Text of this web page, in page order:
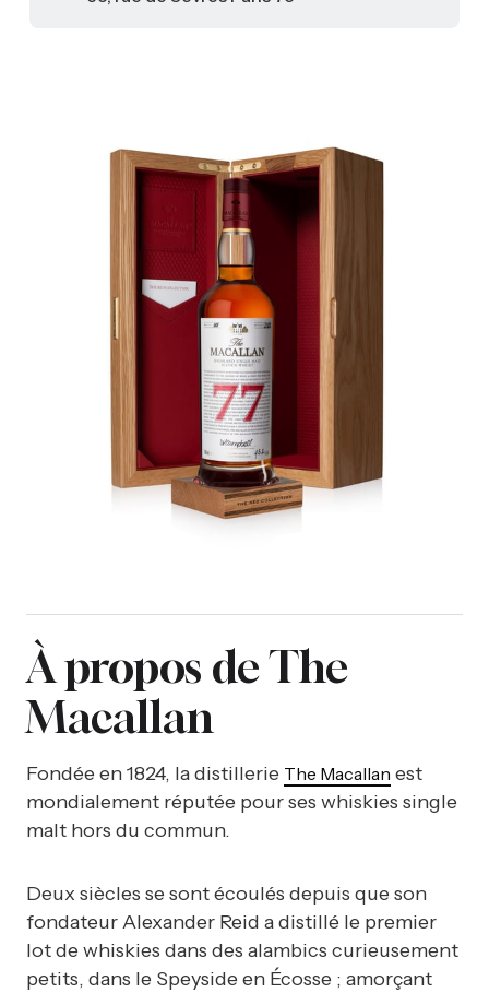
À propos de The
Macallan
Fondée en 1824, la distillerie The Macallan est
mondialement réputée pour ses whiskies single
malt hors du commun.
Deux siècles se sont écoulés depuis que son
fondateur Alexander Reid a distillé le premier
lot de whiskies dans des alambics curieusement
petits, dans le Speyside en Écosse ; amorçant